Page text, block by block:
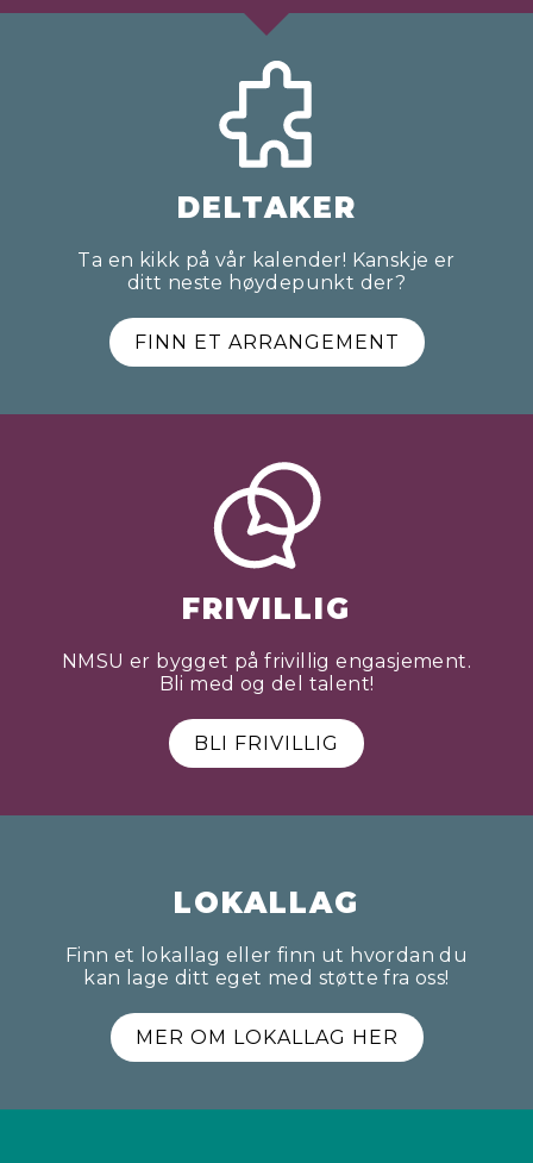
DELTAKER
Ta en kikk på vår kalender! Kanskje er
ditt neste høydepunkt der?
FINN ET ARRANGEMENT
FRIVILLIG
NMSU er bygget på frivillig engasjement.
Bli med og del talent!
BLI FRIVILLIG
LOKALLAG
Finn et lokallag eller finn ut hvordan du
kan lage ditt eget med støtte fra oss!
MER OM LOKALLAG HER